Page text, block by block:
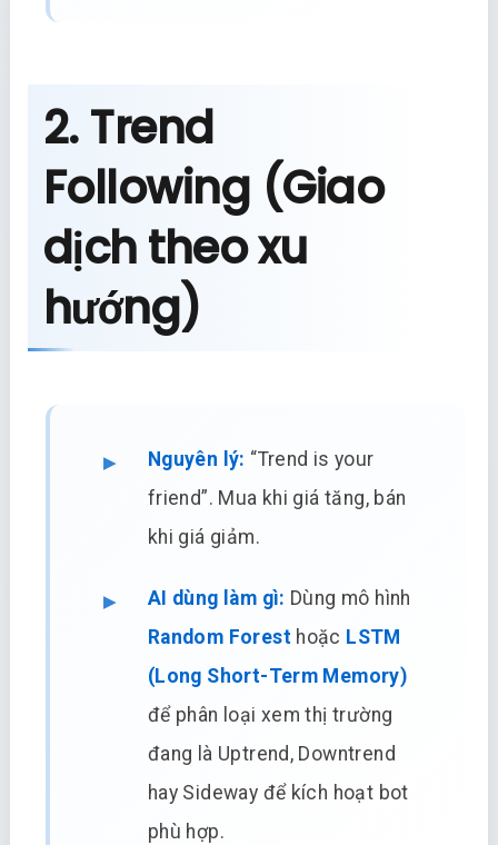
2. Trend
Following (Giao
dịch theo xu
hướng)
Nguyên lý: “Trend is your
friend”. Mua khi giá tăng, bán
khi giá giảm.
AI dùng làm gì: Dùng mô hình
Random Foresthoặc LSTM
(Long Short-Term Memory)
để phân loại xem thị trường
đang là Uptrend, Downtrend
hay Sideway để kích hoạt bot
phù hợp.